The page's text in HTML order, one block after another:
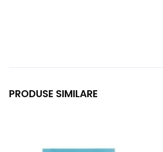
PRODUSE SIMILARE